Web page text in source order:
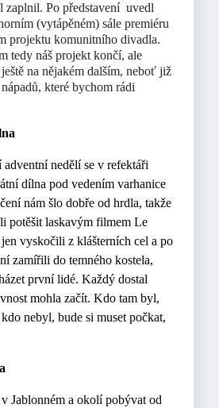
zaplnil. Po představení uvedl
(vytápěném) sále premiéru
projektu komunitního divadla.
tedy náš projekt končí, ale
ještě na nějakém dalším, neboť již
které bychom rádi
nedělí se v refektáři
dílna pod vedením varhanice
nám šlo dobře od hrdla, takže
potěšit laskavým filmem Le
vyskočili z klášterních cel a po
zamířili do temného kostela,
první lidé. Každý dostal
mohla začít. Kdo tam byl,
nebyl, bude si muset počkat,
Jablonném a okolí pobývat od